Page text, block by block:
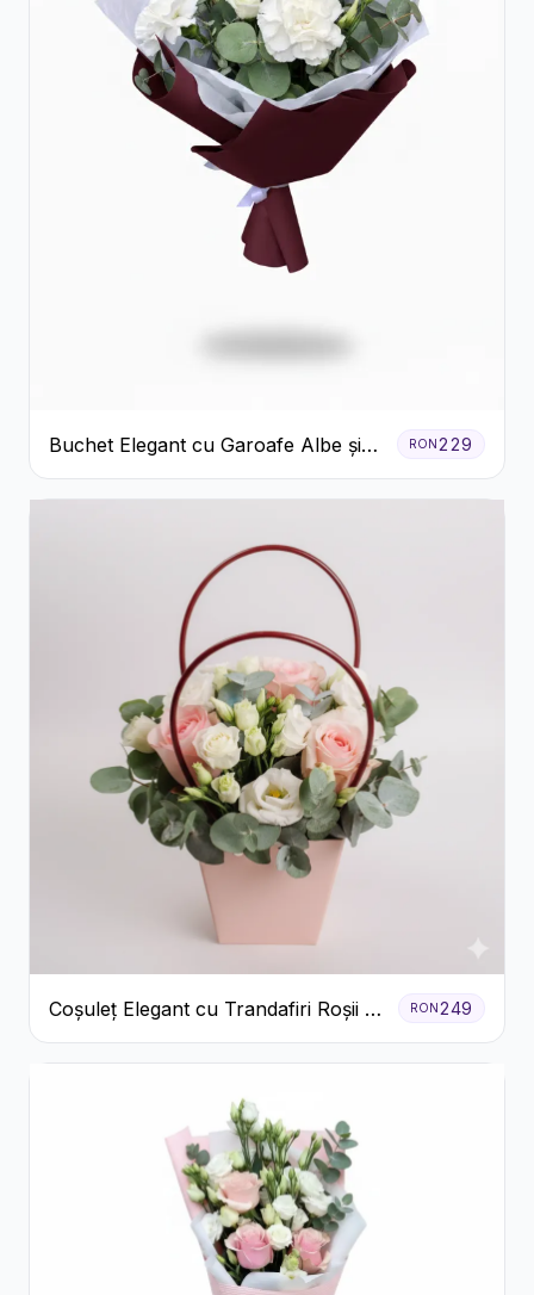
Buchet Elegant cu Garoafe Albe și
Eucalipt
RON 229
Coșuleț Elegant cu Trandafiri Roșii și
Lisianthus Alb
RON 249